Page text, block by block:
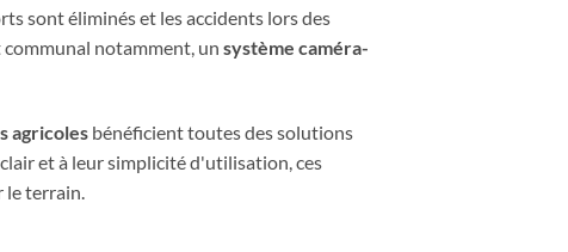
sont éliminés et les accidents lors des
notamment, un système caméra-
agricoles bénéficient toutes des solutions
clair et à leur simplicité d'utilisation, ces
terrain.